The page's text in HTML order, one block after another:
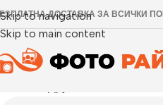
Skip to navigation
Skip to main content
ДОСТАВКА ЗА ВСИЧКИ